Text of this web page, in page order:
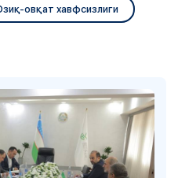
овқат хавфсизлиги